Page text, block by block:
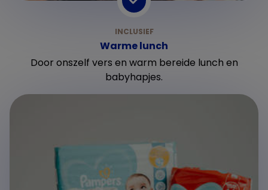
Warme lunch
Door onszelf vers en warm bereide lunch en
babyhapjes.